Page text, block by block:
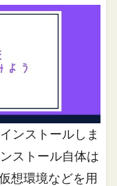
ンストールしま
ストール自体は
想環境などを用